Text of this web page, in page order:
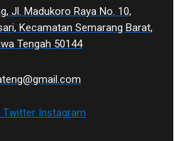
Jl. Madukoro Raya No. 10,
Kecamatan Semarang Barat,
Tengah 50144
Twitter Instagram